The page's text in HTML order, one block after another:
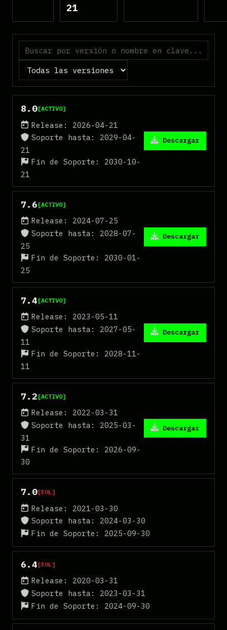
21
Estado
8.0[ACTIVO]
Release: 2026-04-21
Soporte hasta: 2029-04-
21
Fin de Soporte: 2030-10-
21
Descargar
7.6 [ACTIVO]
Release: 2024-07-25
Soporte hasta: 2028-07-
25
Fin de Soporte: 2030-01-
25
Descargar
7.4 [ACTIVO]
Release: 2023-05-11
Soporte hasta: 2027-05-
11
Fin de Soporte: 2028-11-
11
Descargar
7.2 [ACTIVO]
Release: 2022-03-31
Soporte hasta: 2025-03-
31
Fin de Soporte: 2026-09-
30
Descargar
7.0[EOL]
Release: 2021-03-30
Soporte hasta: 2024-03-30
Fin de Soporte: 2025-09-30
6.4 [EOL]
Release: 2020-03-31
Soporte hasta: 2023-03-31
Fin de Soporte: 2024-09-30